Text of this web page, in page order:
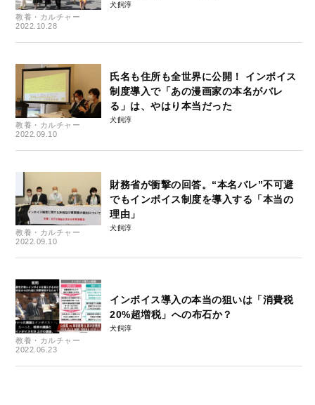
教養・カルチャー
2022.10.28
犬飼淳
教養・カルチャー
2022.09.10
氏名も住所も全世界に公開！ インボイス
制度導入で「あの漫画家の本名がバレ
る」は、やはり本当だった
犬飼淳
教養・カルチャー
2022.09.10
財務省が衝撃の回答。“本名バレ”不可避
でもインボイス制度を導入する「本当の
理由」
犬飼淳
教養・カルチャー
2022.06.23
インボイス導入の本当の狙いは「消費税
20%超増税」への布石か？
犬飼淳